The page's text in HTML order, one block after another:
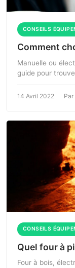
CONSEILS
Comment
Manuelle ou
guide pour
14 Avril 2022
CONSEILS
Quel four à
Four à bois,